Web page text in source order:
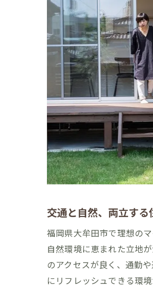
交通と自然、両立する
福岡県大牟田市で理想の
自然環境に恵まれた立地
のアクセスが良く、通勤
にリフレッシュできる環